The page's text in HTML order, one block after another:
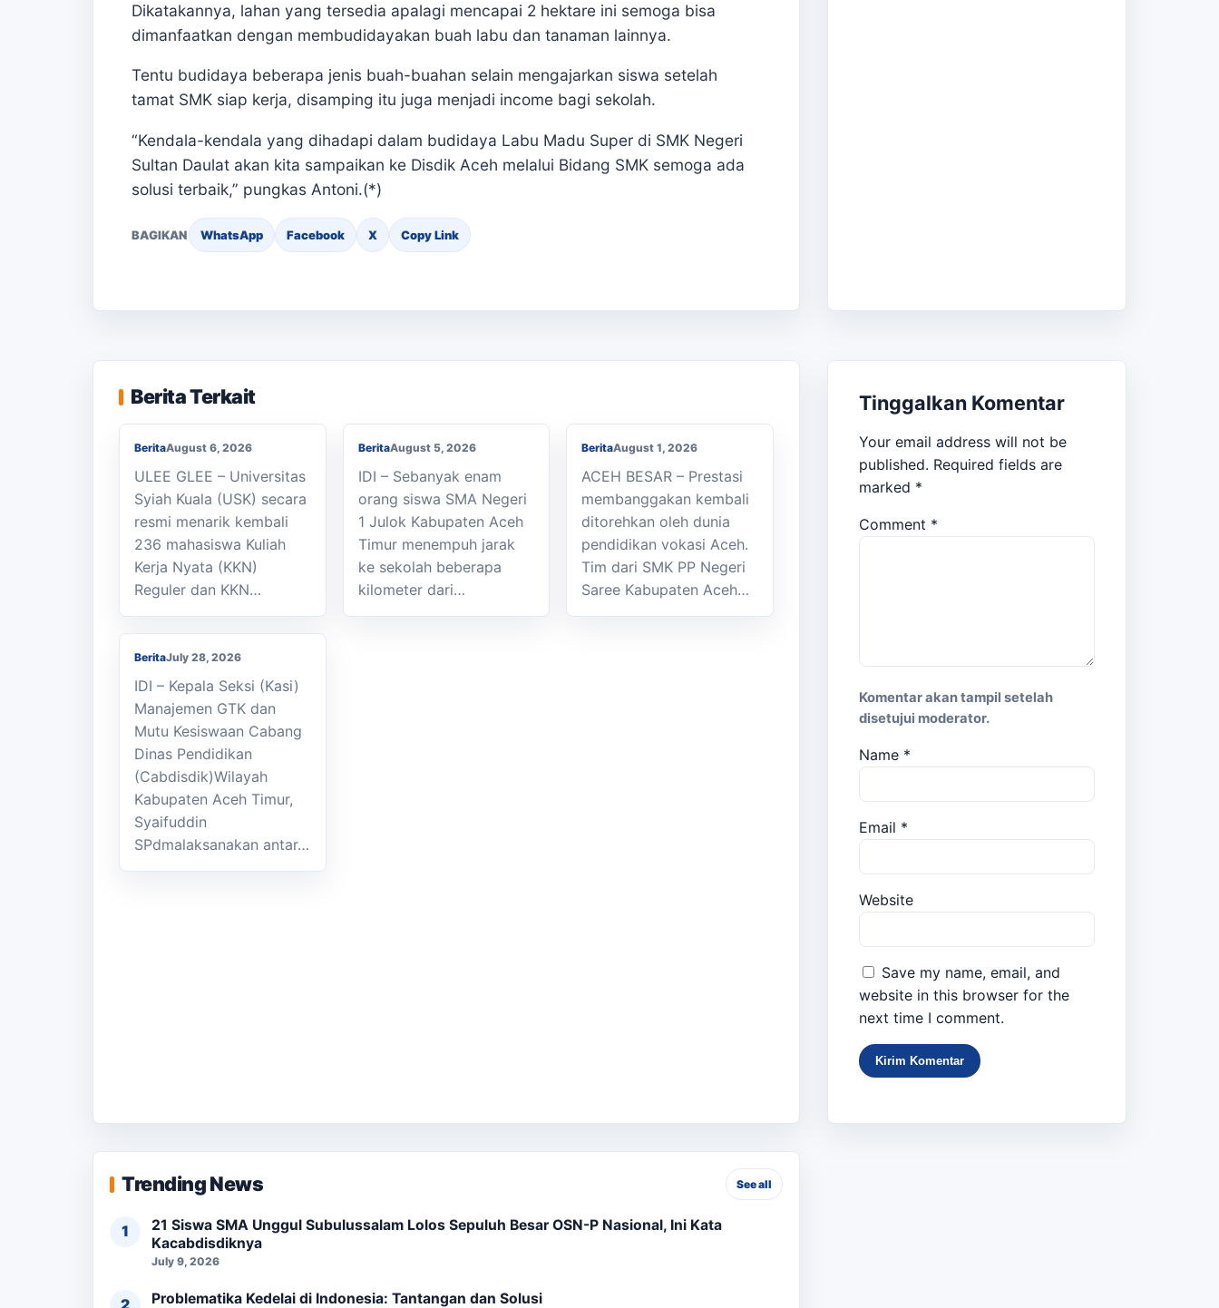
Dikatakannya, lahan yang tersedia apalagi mencapai 2 hektare ini semoga bisa
dimanfaatkan dengan membudidayakan buah labu dan tanaman lainnya.
Tentu budidaya beberapa jenis buah-buahan selain mengajarkan siswa setelah
tamat SMK siap kerja, disamping itu juga menjadi income bagi sekolah.
“Kendala-kendala yang dihadapi dalam budidaya Labu Madu Super di SMK Negeri
Sultan Daulat akan kita sampaikan ke Disdik Aceh melalui Bidang SMK semoga ada
solusi terbaik,” pungkas Antoni.(*)
BAGIKAN WhatsApp Facebook X Copy Link
Berita Terkait
Apresiasi Dukungan
Masyarakat Bandar Dua
BeritaAugust 6, 2026
ULEE GLEE – Universitas
Syiah Kuala (USK) secara
resmi menarik kembali
236 mahasiswa Kuliah
Kerja Nyata (KKN)
Reguler dan KKN…
BeritaAugust 5, 2026
IDI – Sebanyak enam
orang siswa SMA Negeri
1 Julok Kabupaten Aceh
Timur menempuh jarak
ke sekolah beberapa
kilometer dari…
BeritaAugust 1, 2026
ACEH BESAR – Prestasi
membanggakan kembali
ditorehkan oleh dunia
pendidikan vokasi Aceh.
Tim dari SMK PP Negeri
Saree Kabupaten Aceh…
Kasi Cabdisdik
Kabupaten Aceh Timur
Antar Tugas Kepala
SMKN 1 Julok
BeritaJuly 28, 2026
IDI – Kepala Seksi (Kasi)
Manajemen GTK dan
Mutu Kesiswaan Cabang
Dinas Pendidikan
(Cabdisdik)Wilayah
Kabupaten Aceh Timur,
Syaifuddin
SPdmalaksanakan antar…
Tinggalkan Komentar
Your email address will not be
published. Required fields are
marked *
Comment *
Komentar akan tampil setelah
disetujui moderator.
Name *
Email *
Website
Save my name, email, and
website in this browser for the
next time I comment.
Trending News See all
21 Siswa SMA Unggul Subulussalam Lolos Sepuluh Besar OSN-P Nasional, Ini Kata
Kacabdisdiknya
July 9, 2026
Problematika Kedelai di Indonesia: Tantangan dan Solusi